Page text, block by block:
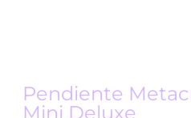
Pendiente
Mini Deluxe